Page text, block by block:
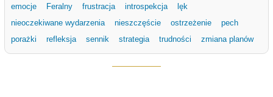
emocje Feralny frustracja introspekcja
lęk
nieoczekiwane wydarzenia
nieszczęście ostrzeżenie
pech
porażki
refleksja sennik strategia trudności zmiana planów